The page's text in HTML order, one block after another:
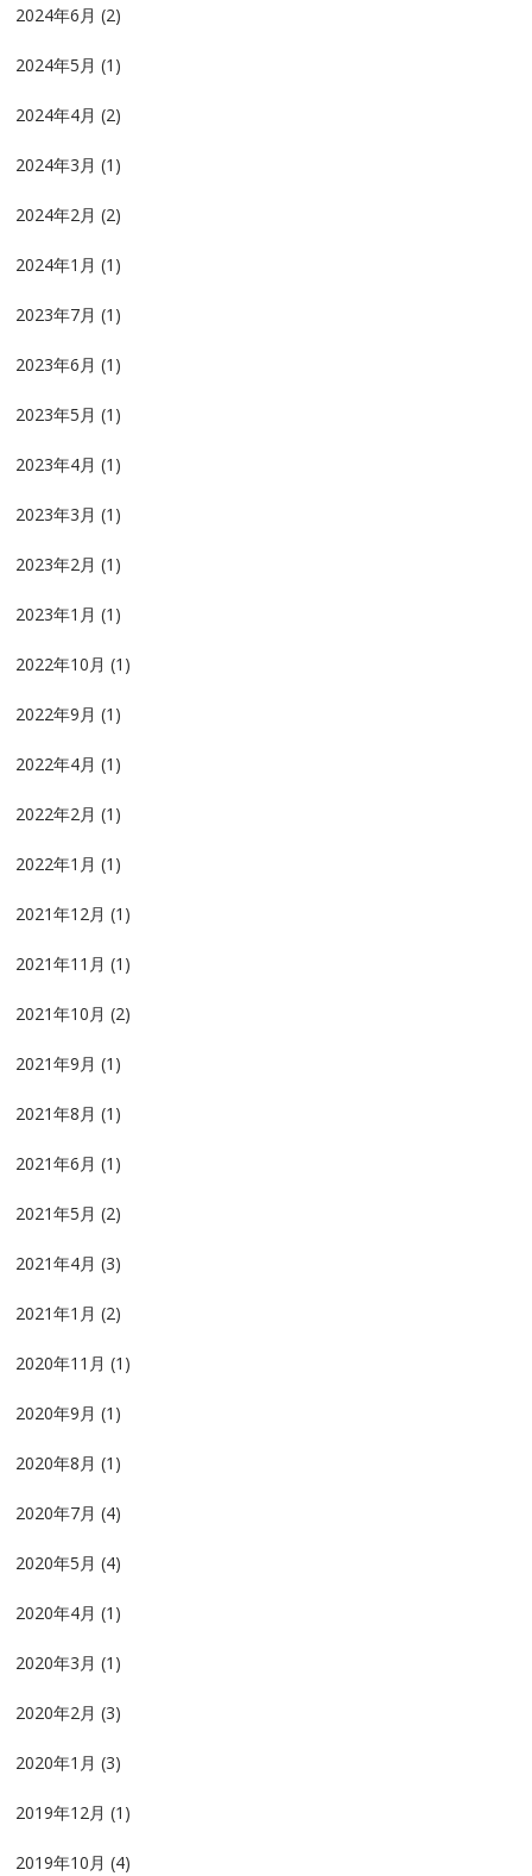
2024年6月 (2)
2024年5月 (1)
2024年4月 (2)
2024年3月 (1)
2024年2月 (2)
2024年1月 (1)
2023年7月 (1)
2023年6月 (1)
2023年5月 (1)
2023年4月 (1)
2023年3月 (1)
2023年2月 (1)
2023年1月 (1)
2022年10月 (1)
2022年9月 (1)
2022年4月 (1)
2022年2月 (1)
2022年1月 (1)
2021年12月 (1)
2021年11月 (1)
2021年10月 (2)
2021年9月 (1)
2021年8月 (1)
2021年6月 (1)
2021年5月 (2)
2021年4月 (3)
2021年1月 (2)
2020年11月 (1)
2020年9月 (1)
2020年8月 (1)
2020年7月 (4)
2020年5月 (4)
2020年4月 (1)
2020年3月 (1)
2020年2月 (3)
2020年1月 (3)
2019年12月 (1)
2019年10月 (4)